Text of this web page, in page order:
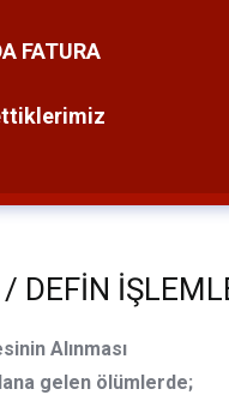
FATURA
DEFİN
Alınması
gelen ölümlerde;